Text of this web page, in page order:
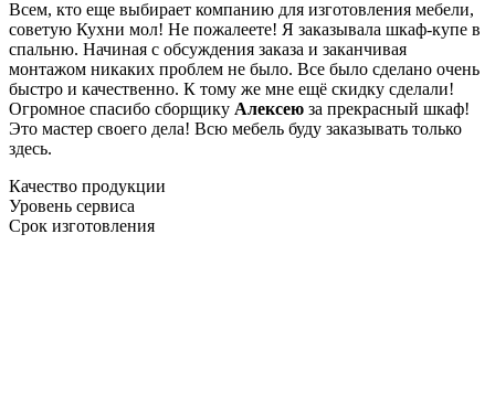
Всем, кто еще выбирает компанию для изготовления мебели,
советую Кухни мол! Не пожалеете! Я заказывала шкаф-купе в
спальню. Начиная с обсуждения заказа и заканчивая
монтажом никаких проблем не было. Все было сделано очень
быстро и качественно. К тому же мне ещё скидку сделали!
Огромное спасибо сборщику Алексею за прекрасный шкаф!
Это мастер своего дела! Всю мебель буду заказывать только
здесь.
Качество продукции
Уровень сервиса
Срок изготовления